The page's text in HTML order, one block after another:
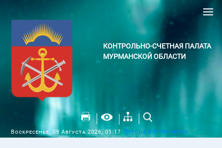
КОНТРОЛЬНО-СЧЕТНАЯ ПАЛАТА
МУРМАНСКОЙ ОБЛАСТИ
Воскресенье, 09 Августа 2026, 01:17 Погода в Мурманске